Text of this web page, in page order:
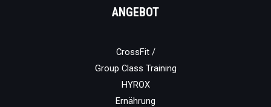
ANGEBOT
CrossFit /
Group Class Training
HYROX
Ernährung